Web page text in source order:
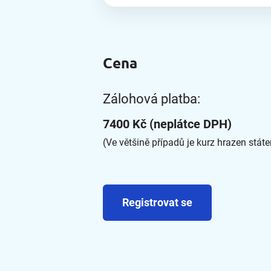
Cena
Zálohová platba:
7400 Kč (neplátce DPH)
(Ve většině případů je kurz hrazen
Registrovat se